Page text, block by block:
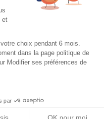
et cookies
et
choix pendant 6 mois.
dans la page politique de
Modifier ses préférences de
par
de recevoir le guide et vos